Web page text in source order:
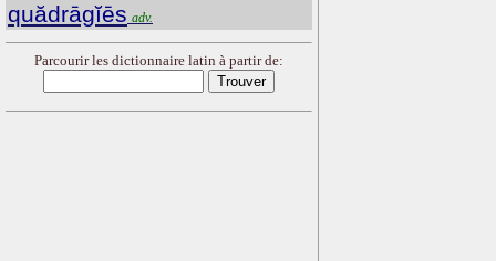
quădrāgĭēs adv.
Parcourir les dictionnaire latin à partir de: